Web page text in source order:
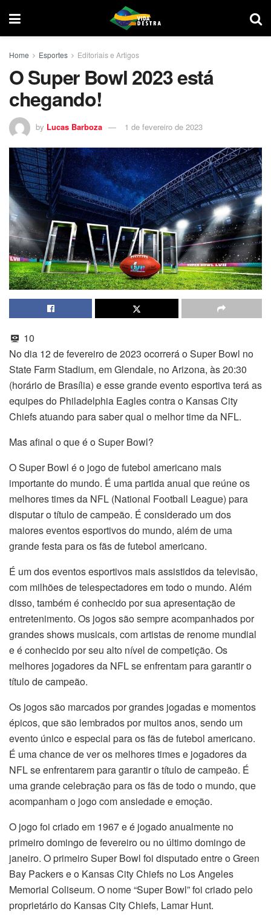
Home Esportes Editoriais e Artigos
O Super Bowl 2023 está
chegando!
by Lucas Barboza 1 de fevereiro de 2023
10
No dia 12 de fevereiro de 2023 ocorrerá o Super Bowl no
State Farm Stadium, em Glendale, no Arizona, às 20:30
(horário de Brasília) e esse grande evento esportiva terá as
equipes do Philadelphia Eagles contra o Kansas City
Chiefs atuando para saber qual o melhor time da NFL.
Mas afinal o que é o Super Bowl?
O Super Bowl é o jogo de futebol americano mais
importante do mundo. É uma partida anual que reúne os
melhores times da NFL (National Football League) para
disputar o título de campeão. É considerado um dos
maiores eventos esportivos do mundo, além de uma
grande festa para os fãs de futebol americano.
É um dos eventos esportivos mais assistidos da televisão,
com milhões de telespectadores em todo o mundo. Além
disso, também é conhecido por sua apresentação de
entretenimento. Os jogos são sempre acompanhados por
grandes shows musicais, com artistas de renome mundial
e é conhecido por seu alto nível de competição. Os
melhores jogadores da NFL se enfrentam para garantir o
título de campeão.
Os jogos são marcados por grandes jogadas e momentos
épicos, que são lembrados por muitos anos, sendo um
evento único e especial para os fãs de futebol americano.
É uma chance de ver os melhores times e jogadores da
NFL se enfrentarem para garantir o título de campeão. É
uma grande celebração para os fãs de todo o mundo, que
acompanham o jogo com ansiedade e emoção.
O jogo foi criado em 1967 e é jogado anualmente no
primeiro domingo de fevereiro ou no último domingo de
janeiro. O primeiro Super Bowl foi disputado entre o Green
Bay Packers e o Kansas City Chiefs no Los Angeles
Memorial Coliseum. O nome “Super Bowl” foi criado pelo
proprietário do Kansas City Chiefs, Lamar Hunt.